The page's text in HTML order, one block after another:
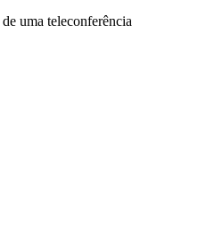
de uma teleconferência